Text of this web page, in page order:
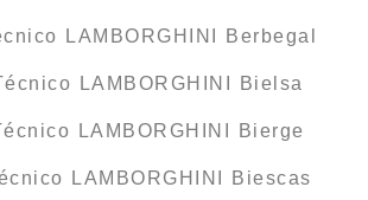
LAMBORGHINI Berbegal
LAMBORGHINI Bielsa
LAMBORGHINI Bierge
LAMBORGHINI Biescas